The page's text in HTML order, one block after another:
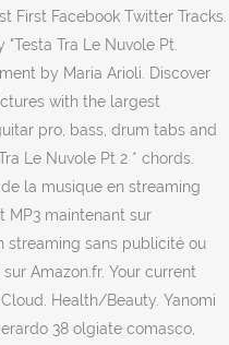
First Facebook Twitter Tracks.
Tra Le Nuvole Pt.
by Maria Arioli. Discover
with the largest
pro, bass, drum tabs and
Le Nuvole Pt 2 * chords.
la musique en streaming
MP3 maintenant sur
streaming sans publicité ou
Amazon.fr. Your current
Health/Beauty. Yanomi
38 olgiate comasco,